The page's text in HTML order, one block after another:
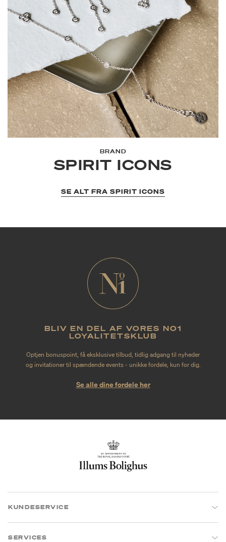
BRAND
SPIRIT ICONS
SE ALT FRA SPIRIT ICONS
BLIV EN DEL AF VORES NO1
LOYALITETSKLUB
Optjen bonuspoint, få eksklusive tilbud, tidlig adgang til nyheder
og invitationer til spændende events - unikke fordele, kun for dig.
Se alle dine fordele her
KUNDESERVICE
SERVICES